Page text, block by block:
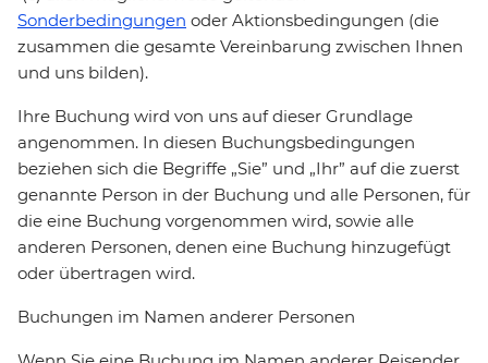
Sonderbedingungen oder Aktionsbedingungen (die
zusammen die gesamte Vereinbarung zwischen Ihnen
und uns bilden).
Ihre Buchung wird von uns auf dieser Grundlage
angenommen. In diesen Buchungsbedingungen
beziehen sich die Begriffe „Sie” und „Ihr” auf die zuerst
genannte Person in der Buchung und alle Personen, für
die eine Buchung vorgenommen wird, sowie alle
anderen Personen, denen eine Buchung hinzugefügt
oder übertragen wird.
Buchungen im Namen anderer Personen